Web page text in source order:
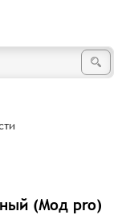
(Мод pro)